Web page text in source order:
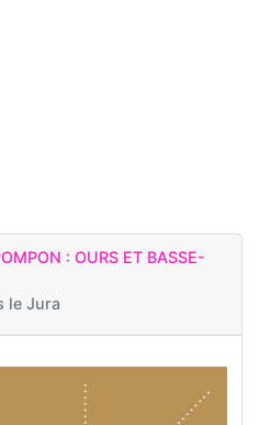
: OURS ET BASSE-
le Jura